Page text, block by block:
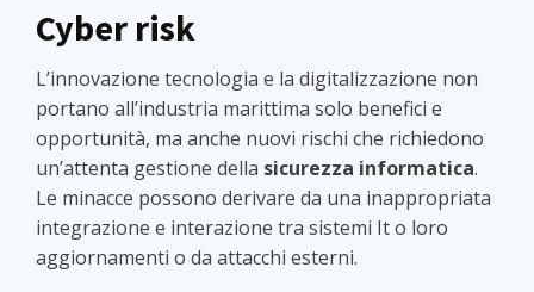
Cyber risk
L’innovazione tecnologia e la digitalizzazione non
portano all’industria marittima solo benefici e
opportunità, ma anche nuovi rischi che richiedono
un’attenta gestione della sicurezza informatica.
Le minacce possono derivare da una inappropriata
integrazione e interazione tra sistemi It o loro
aggiornamenti o da attacchi esterni.